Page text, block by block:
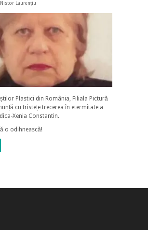
Nistor Laurențiu
Plastici din România, Filiala Pictură
cu tristețe trecerea în etermitate a
Xenia Constantin.
o odihnească!